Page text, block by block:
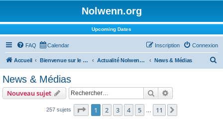
Nolwenn.org
Upcoming Dates
FAQ Calendar Connexion
Inscription
Accueil Bienvenue sur le forum ! Actualité Nolwenn Leroy News & Médias
News & Médias
Nouveau sujet Rechercher
257 sujets Page 1sur11
1 2 3 4 5 11